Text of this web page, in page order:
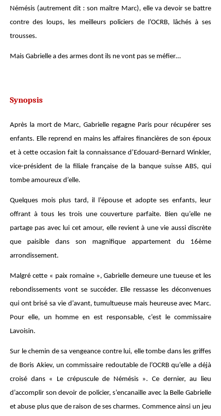
Némésis (autrement dit : son maître Marc), elle va devoir se battre
contre des loups, les meilleurs policiers de l’OCRB, lâchés à ses
trousses.
Mais Gabrielle a des armes dont ils ne vont pas se méfier…
Synopsis
Après la mort de Marc, Gabrielle regagne Paris pour récupérer ses
enfants. Elle reprend en mains les affaires financières de son époux
et à cette occasion fait la connaissance d’Edouard-Bernard Winkler,
vice-président de la filiale française de la banque suisse ABS, qui
tombe amoureux d’elle.
Quelques mois plus tard, il l’épouse et adopte ses enfants, leur
offrant à tous les trois une couverture parfaite. Bien qu’elle ne
partage pas avec lui cet amour, elle revient à une vie aussi discrète
que paisible dans son magnifique appartement du 16ème
arrondissement.
Malgré cette « paix romaine », Gabrielle demeure une tueuse et les
rebondissements vont se succéder. Elle ressasse les déconvenues
qui ont brisé sa vie d’avant, tumultueuse mais heureuse avec Marc.
Pour elle, un homme en est responsable, c’est le commissaire
Lavoisin.
Sur le chemin de sa vengeance contre lui, elle tombe dans les griffes
de Boris Akiev, un commissaire redoutable de l’OCRB qu’elle a déjà
croisé dans « Le crépuscule de Némésis ». Ce dernier, au lieu
d’accomplir son devoir de policier, s’encanaille avec la Belle Gabrielle
et abuse plus que de raison de ses charmes. Commence ainsi un jeu